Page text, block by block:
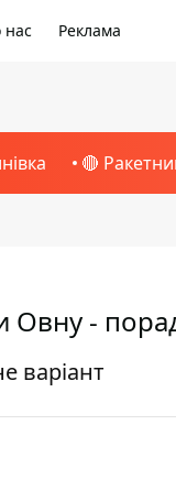
нас Реклама
🔴
Овну -
варіант